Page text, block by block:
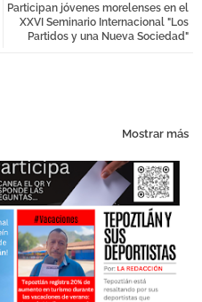
atsa
Participan jóvenes morelenses en el
XXVI Seminario Internacional "Los
Partidos y una Nueva Sociedad"
Mostrar más